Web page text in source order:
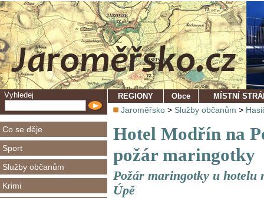
Vyhledej
Co se děje
Sport
Služby občanům
Krimi
REGIONY Obce MÍSTNÍ
Jaroměřsko > Služby občanům >
Hotel Modřín na
požár maringotky
Požár maringotky u hotelu
Úpě